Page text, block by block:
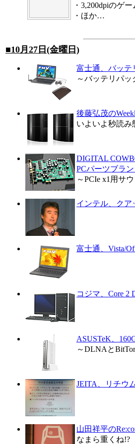
・ 3,200dpiのゲ
・ ほか…
■10月27日(金曜日)
富士通、バッテ
～バッテリパ
後藤弘茂の
いよいよ秒読み
DIGITAL
PCパーツブラ
～PCIe x1用サ
インテル、クア
富士通、Vista/
コジマ、Core 2
ASUSTeK、
～DLNAと
JEITA、リチウ
山田祥平の
なまら重くね!?